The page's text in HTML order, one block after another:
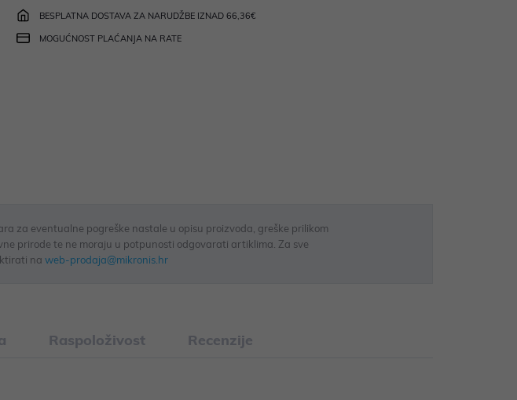
BESPLATNA DOSTAVA ZA NARUDŽBE IZNAD 66,36€
MOGUĆNOST PLAĆANJA NA RATE
za eventualne pogreške nastale u opisu proizvoda, greške prilikom
prirode te ne moraju u potpunosti odgovarati artiklima. Za sve
na web-prodaja@mikronis.hr
Raspoloživost Recenzije